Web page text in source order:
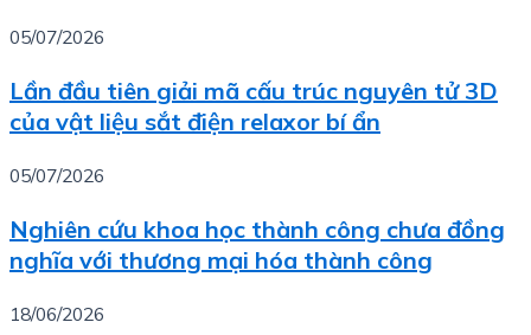
05/07/2026
Lần đầu tiên giải mã cấu trúc nguyên tử 3D
của vật liệu sắt điện relaxor bí ẩn
05/07/2026
Nghiên cứu khoa học thành công chưa đồng
nghĩa với thương mại hóa thành công
18/06/2026